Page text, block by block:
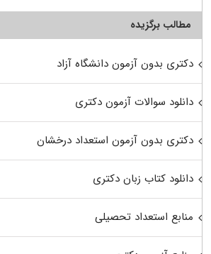
مطالب برگزیده
دکتری بدون آزمون دانشگاه آزاد
دانلود سوالات آزمون دکتری
دکتری بدون آزمون استعداد درخشان
دانلود کتاب زبان دکتری
منابع استعداد تحصیلی